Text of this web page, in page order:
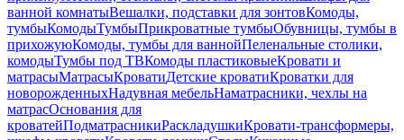
ванной комнатыВешалки, подставки для зонтовКомоды,
тумбыКомодыТумбыПрикроватные тумбыОбувницы, тумбы в
прихожуюКомоды, тумбы для ваннойПеленальные столики,
комодыТумбы под ТВКомоды пластиковыеКровати и
матрасыМатрасыКроватиДетские кроватиКроватки для
новорожденныхНадувная мебельНаматрасники, чехлы на
матрасОснования для
кроватейПодматрасникиРаскладушкиКровати-трансформеры,